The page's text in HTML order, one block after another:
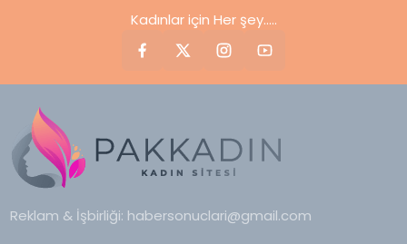
Kadınlar için Her şey.....
Reklam & İşbirliği: habersonuclari@gmail.com